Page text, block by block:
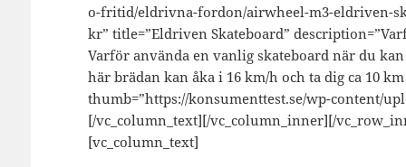
o-fritid/eldrivna-fordon/airwheel-m3-eldriven-
kr” title=”Eldriven Skateboard”
Varför använda en vanlig skateboard när du
här brädan kan åka i 16 km/h och ta dig ca 10
thumb=”https://konsumenttest.se/wp-content/
[/vc_column_text][/vc_column_inner][/
[vc_column_text]